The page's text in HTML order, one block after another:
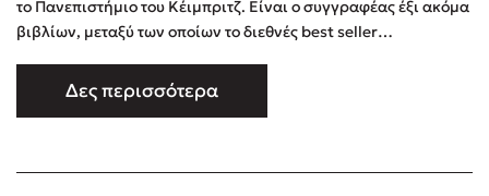
το Πανεπιστήμιο του Κέιμπριτζ. Είναι ο συγγραφέας έξι ακόμα
βιβλίων, μεταξύ των οποίων το διεθνές best seller
ανακάλυψης του ανθρώπου, το What Price Liberty?, για το
οποίο έλαβε το βραβείο Somerset Maugham, και το Empire of
Δες περισσότερα